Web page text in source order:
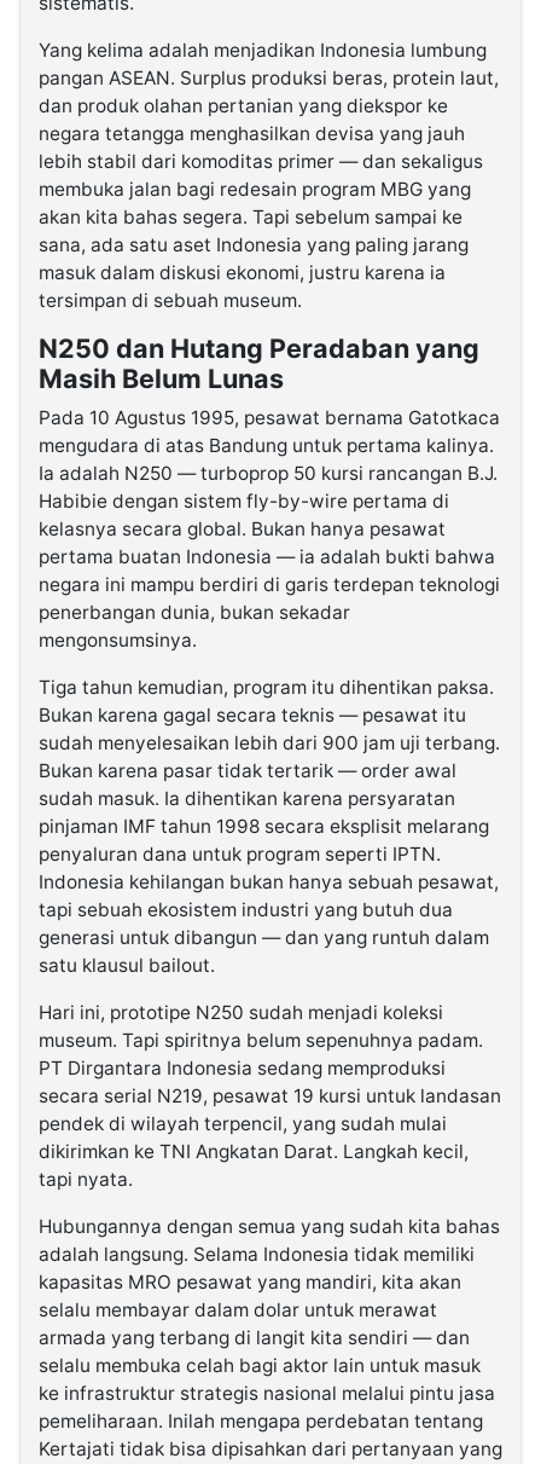
Yang kelima adalah menjadikan Indonesia lumbung
pangan ASEAN. Surplus produksi beras, protein laut,
dan produk olahan pertanian yang diekspor ke
negara tetangga menghasilkan devisa yang jauh
lebih stabil dari komoditas primer — dan sekaligus
membuka jalan bagi redesain program MBG yang
akan kita bahas segera. Tapi sebelum sampai ke
sana, ada satu aset Indonesia yang paling jarang
masuk dalam diskusi ekonomi, justru karena ia
tersimpan di sebuah museum.
N250 dan Hutang Peradaban yang
Masih Belum Lunas
Pada 10 Agustus 1995, pesawat bernama Gatotkaca
mengudara di atas Bandung untuk pertama kalinya.
Ia adalah N250 — turboprop 50 kursi rancangan B.J.
Habibie dengan sistem fly-by-wire pertama di
kelasnya secara global. Bukan hanya pesawat
pertama buatan Indonesia — ia adalah bukti bahwa
negara ini mampu berdiri di garis terdepan teknologi
penerbangan dunia, bukan sekadar
mengonsumsinya.
Tiga tahun kemudian, program itu dihentikan paksa.
Bukan karena gagal secara teknis — pesawat itu
sudah menyelesaikan lebih dari 900 jam uji terbang.
Bukan karena pasar tidak tertarik — order awal
sudah masuk. Ia dihentikan karena persyaratan
pinjaman IMF tahun 1998 secara eksplisit melarang
penyaluran dana untuk program seperti IPTN.
Indonesia kehilangan bukan hanya sebuah pesawat,
tapi sebuah ekosistem industri yang butuh dua
generasi untuk dibangun — dan yang runtuh dalam
satu klausul bailout.
Hari ini, prototipe N250 sudah menjadi koleksi
museum. Tapi spiritnya belum sepenuhnya padam.
PT Dirgantara Indonesia sedang memproduksi
secara serial N219, pesawat 19 kursi untuk landasan
pendek di wilayah terpencil, yang sudah mulai
dikirimkan ke TNI Angkatan Darat. Langkah kecil,
tapi nyata.
Hubungannya dengan semua yang sudah kita bahas
adalah langsung. Selama Indonesia tidak memiliki
kapasitas MRO pesawat yang mandiri, kita akan
selalu membayar dalam dolar untuk merawat
armada yang terbang di langit kita sendiri — dan
selalu membuka celah bagi aktor lain untuk masuk
ke infrastruktur strategis nasional melalui pintu jasa
pemeliharaan. Inilah mengapa perdebatan tentang
Kertajati tidak bisa dipisahkan dari pertanyaan yang